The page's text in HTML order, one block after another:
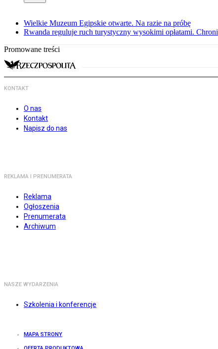
Wielkie Muzeum Egipskie otwarte. Na razie na próbę
Rwanda reguluje ruch turystyczny wysokimi opłatami.
Promowane treści
KONTAKT
O nas
Kontakt
Napisz do nas
REKLAMA I PRENUMERATA
Reklama
Ogłoszenia
Prenumerata
Archiwum
NASZE WYDARZENIA
Szkolenia i konferencje
MAPA STRONY